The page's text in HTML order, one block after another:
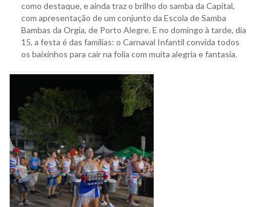
como destaque, e ainda traz o brilho do samba da Capital,
com apresentação de um conjunto da Escola de Samba
Bambas da Orgia, de Porto Alegre. E no domingo à tarde, dia
15, a festa é das famílias: o Carnaval Infantil convida todos
os baixinhos para cair na folia com muita alegria e fantasia.